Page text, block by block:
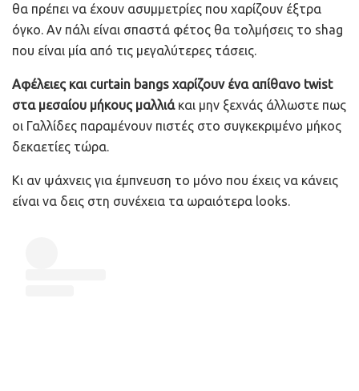
θα πρέπει να έχουν ασυμμετρίες που χαρίζουν έξτρα
όγκο. Αν πάλι είναι σπαστά φέτος θα τολμήσεις το shag
που είναι μία από τις μεγαλύτερες τάσεις.
Αφέλειες και curtain bangs χαρίζουν ένα απίθανο twist
στα μεσαίου μήκους μαλλιάκαι μην ξεχνάς άλλωστε πως
οι Γαλλίδες παραμένουν πιστές στο συγκεκριμένο μήκος
δεκαετίες τώρα.
Κι αν ψάχνεις για έμπνευση το μόνο που έχεις να κάνεις
είναι να δεις στη συνέχεια τα ωραιότερα looks.